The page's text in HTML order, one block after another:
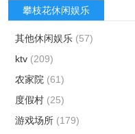
攀枝花休闲娱乐
其他休闲娱乐 (57)
ktv (209)
农家院 (61)
度假村 (25)
游戏场所 (179)